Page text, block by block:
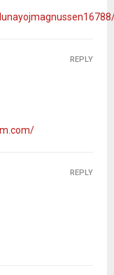
REPLY
REPLY